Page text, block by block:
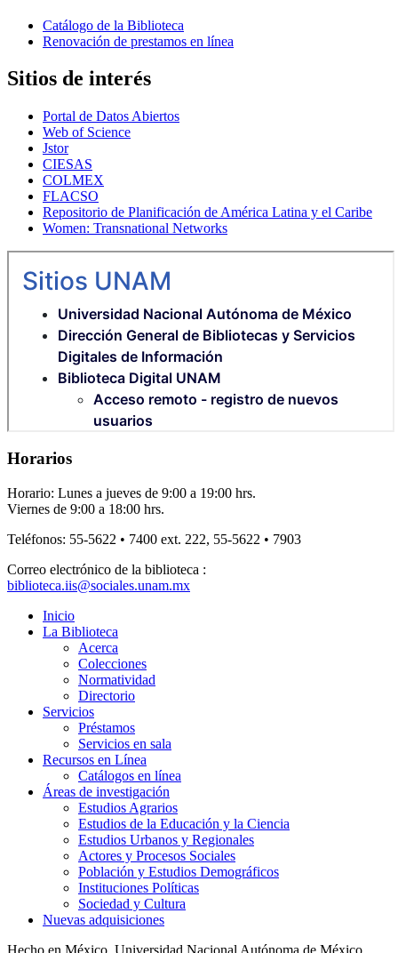
Catálogo de la Biblioteca
Renovación de prestamos en línea
Sitios de interés
Portal de Datos Abiertos
Web of Science
Jstor
CIESAS
COLMEX
FLACSO
Repositorio de Planificación de América Latina y el Caribe
Women: Transnational Networks
Horarios
Horario: Lunes a jueves de 9:00 a 19:00 hrs.
Viernes de 9:00 a 18:00 hrs.
Teléfonos: 55-5622 • 7400 ext. 222, 55-5622 • 7903
Correo electrónico de la biblioteca :
biblioteca.iis@sociales.unam.mx
Inicio
La Biblioteca
Acerca
Colecciones
Normatividad
Directorio
Servicios
Préstamos
Servicios en sala
Recursos en Línea
Catálogos en línea
Áreas de investigación
Estudios Agrarios
Estudios de la Educación y la Ciencia
Estudios Urbanos y Regionales
Actores y Procesos Sociales
Población y Estudios Demográficos
Instituciones Políticas
Sociedad y Cultura
Nuevas adquisiciones
Hecho en México, Universidad Nacional Autónoma de México